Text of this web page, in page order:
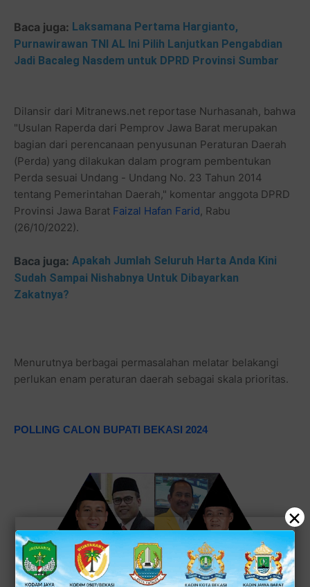
Baca juga: Laksamana Pertama Hargianto,
Purnawirawan TNI AL Ini Pilih Lanjutkan Pengabdian
Jadi Bacaleg Nasdem untuk DPRD Provinsi Sumbar
Dilansir dari Mitranews.net reportase Nurhasanah, bahwa
"Usulan Raperda dari Pemprov Jawa Barat merupakan
bagian dari perencanaan penyusunan Peraturan Daerah
(Perda) yang dilakukan dalam program pembentukan
Perda sesuai Undang - Undang No. 23 Tahun 2014
tentang Pemerintahan Daerah," komentar anggota DPRD
Provinsi Jawa Barat Faizal Hafan Farid, Rabu
(26/10/2022).
Baca juga: Apakah Jumlah Seluruh Harta Anda Kini
Sudah Sampai Nishabnya Untuk Dibayarkan
Zakatnya?
Menurutnya berbagai permasalahan melatar belakangi
perlukan enam peraturan daerah sebagai skala prioritas.
POLLING CALON BUPATI BEKASI 2024
×